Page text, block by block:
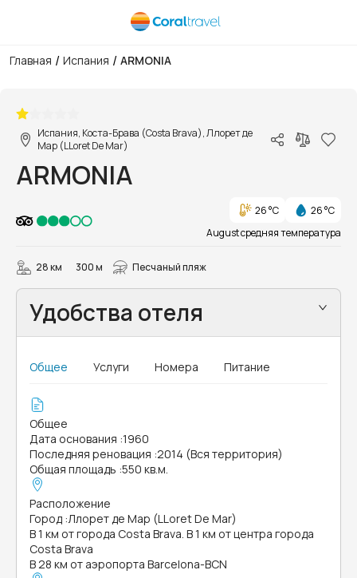
Главная / Испания / ARMONIA
Испания, Коста-Брава (Costa Brava), Ллорет де
Мар (LLoret De Mar)
ARMONIA
26 °C
26 °C
August средняя температура
28 км 300 м Песчаный пляж
Удобства отеля
Общее Услуги Номера Питание
Общее
Дата основания :1960
Последняя реновация :2014 (Вся территория)
Общая площадь :550 кв.м.
Расположение
Город :Ллорет де Мар (LLoret De Mar)
В 1 км от города Costa Brava. В 1 км от центра города
Costa Brava
В 28 км от аэропорта Barcelona-BCN